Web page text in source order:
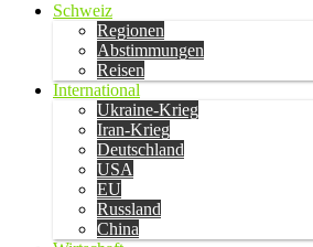
Schweiz
Regionen
Abstimmungen
Reisen
International
Ukraine-Krieg
Iran-Krieg
Deutschland
USA
EU
Russland
China